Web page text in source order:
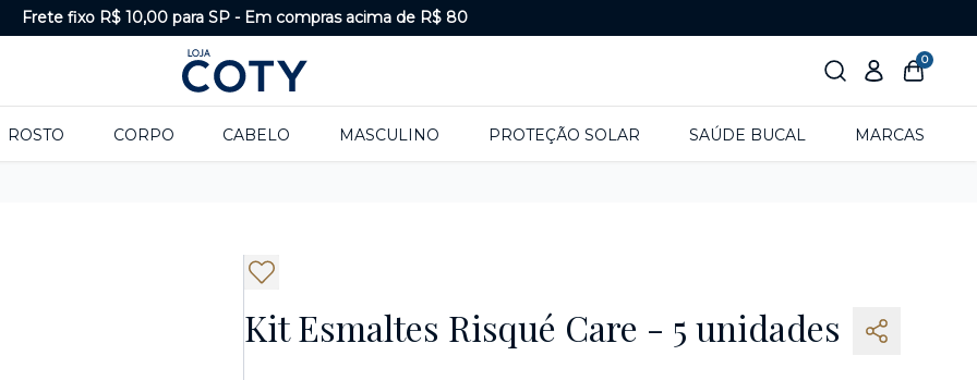
Frete fixo R$ 10,00 para SP - Em compras acima de R$ 80
0
ROSTO CORPO CABELO MASCULINO PROTEÇÃO SOLAR SAÚDE BUCAL MARCAS
Kit Esmaltes Risqué Care - 5 unidades